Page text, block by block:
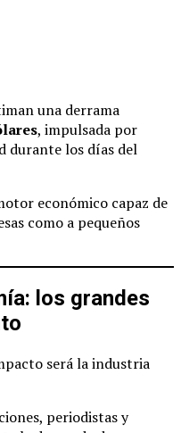
una derrama
, impulsada por
durante los días del
económico capaz de
como a pequeños
los grandes
será la industria
periodistas y